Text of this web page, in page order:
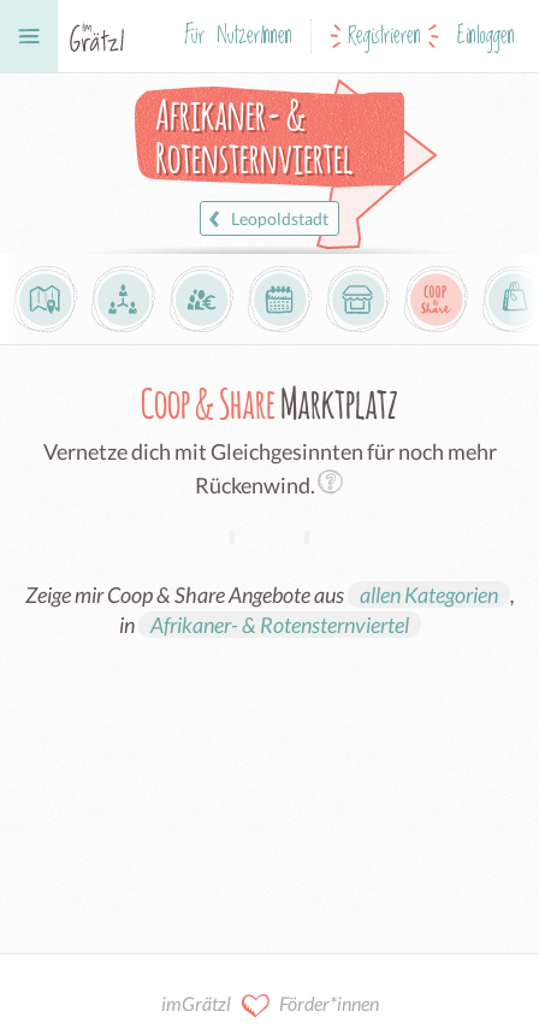
Für NutzerInnen Registrieren Einloggen
Afrikaner- &
Rotensternviertel
Leopoldstadt
Coop & ShareMarktplatz
Vernetze dich mit Gleichgesinnten für noch mehr
Rückenwind.
Zeige mir Coop & Share Angebote aus allen Kategorien ,
in Afrikaner- & Rotensternviertel
imGrätzl Förder*innen